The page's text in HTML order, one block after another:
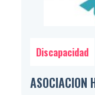
Discapacidad
ASOCIACION